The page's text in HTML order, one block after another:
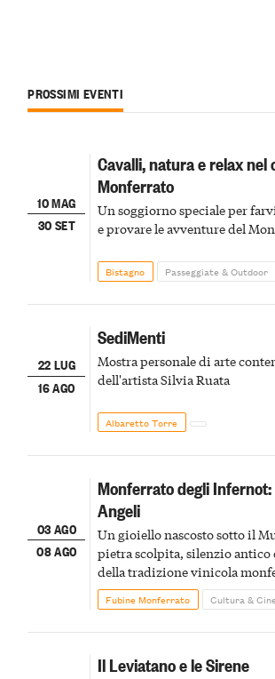
PROSSIMI EVENTI
10 MAG
30 SET
Cavalli, natura e relax nel
Monferrato
Un soggiorno speciale per
e provare le avventure del
Bistagno Passeggiate & Outdoor
22 LUG
16 AGO
SediMenti
Mostra personale di arte
dell'artista Silvia Ruata
Albaretto Torre
03 AGO
08 AGO
Monferrato degli
Angeli
Un gioiello nascosto sotto il
pietra scolpita, silenzio antico
della tradizione vinicola
Fubine Monferrato Cultura &
Il Leviatano e le Sirene